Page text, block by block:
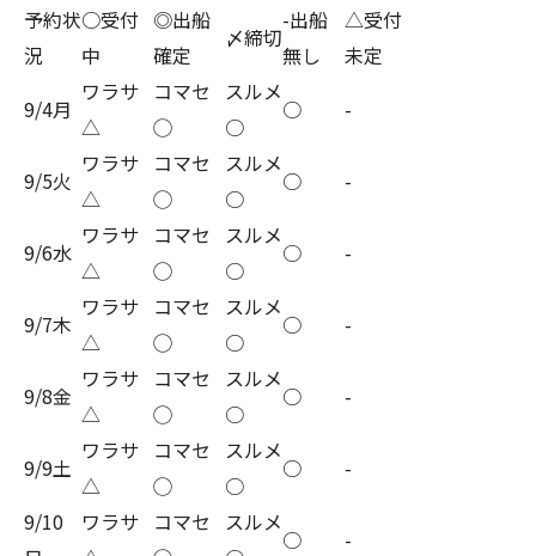
予約状
況
○受付
中
◎出船
確定
〆締切
-出船
無し
△受付
未定
9/4月
ワラサ
△
コマセ
◯
スルメ
○
○ -
9/5火
ワラサ
△
コマセ
◯
スルメ
○
○ -
9/6水
ワラサ
△
コマセ
◯
スルメ
○
○ -
9/7木
ワラサ
△
コマセ
◯
スルメ
○
○ -
9/8金
ワラサ
△
コマセ
◯
スルメ
○
○ -
9/9土
ワラサ
△
コマセ
◯
スルメ
○
○
-
9/10
ワラサ コマセ
スルメ
○
-